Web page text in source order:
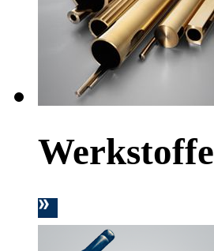
Werkstoffe